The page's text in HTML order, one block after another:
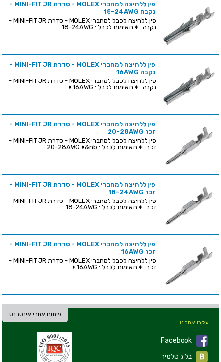
פין ללחיצה למחברי MOLEX - סדרת MINI-FIT JR -
נקבה 18-24AWG
פין ללחיצה לכבל למחברי MOLEX - סדרת MINI-FIT JR -
נקבה ♦ תאימות לכבל : 18-24AWG ...
פין ללחיצה למחברי MOLEX - סדרת MINI-FIT JR -
נקבה 16AWG
פין ללחיצה לכבל למחברי MOLEX - סדרת MINI-FIT JR -
נקבה ♦ תאימות לכבל : 16AWG ♦ ...
פין ללחיצה למחברי MOLEX - סדרת MINI-FIT JR -
זכר 20-28AWG
פין ללחיצה לכבל למחברי MOLEX - סדרת MINI-FIT JR -
זכר ♦ תאימות לכבל : 20-28AWG ♦&nb...
פין ללחיצה למחברי MOLEX - סדרת MINI-FIT JR -
זכר 18-24AWG
פין ללחיצה לכבל למחברי MOLEX - סדרת MINI-FIT JR -
זכר ♦ תאימות לכבל : 18-24AWG ...
פין ללחיצה למחברי MOLEX - סדרת MINI-FIT JR -
זכר 16AWG
פין ללחיצה לכבל למחברי MOLEX - סדרת MINI-FIT JR -
זכר ♦ תאימות לכבל : 16AWG ♦ ...
פיתוח אתרי אינטרנט
עקבו אחרינו
Facebook